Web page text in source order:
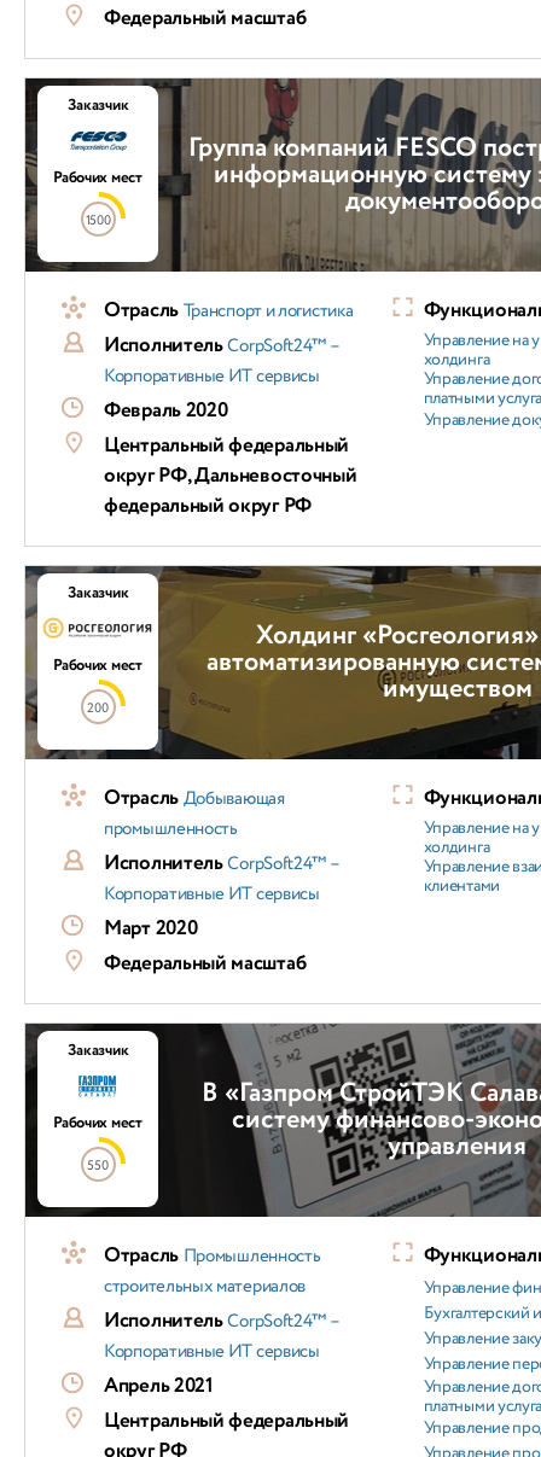
Федеральный масштаб
Группа компаний FESCO
информационную систему
Заказчик
Рабочих мест
1500
ОтрасльТранспорт и логистика
ИсполнительCorpSoft24™ –
Корпоративные ИТ сервисы
Февраль 2020
Центральный федеральный
округ РФ, Дальневосточный
федеральный округ РФ
Управление на
холдинга
Управление
платными
Управление
Холдинг
автоматизированную
имуществом
Заказчик
Рабочих мест
200
ОтрасльДобывающая
промышленность
ИсполнительCorpSoft24™ –
Корпоративные ИТ сервисы
Март 2020
Федеральный масштаб
Управление на
холдинга
Управление
клиентами
В «Газпром СтройТЭК
систему финансово-
управления
Заказчик
Рабочих мест
550
Отрасль Промышленность
строительных материалов
ИсполнительCorpSoft24™ –
Корпоративные ИТ сервисы
Апрель 2021
Центральный федеральный
Управление
Бухгалтерский
Управление
Управление
Управление
платными
Управление